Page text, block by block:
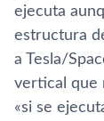
ejecuta
estructura
a Tesla/
vertical que
«si se